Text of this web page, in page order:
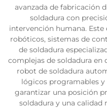
avanzada de fabricación
soldadura con
intervención humana. Este
robóticos, sistemas de
de soldadura
complejas de soldadura en
robot de soldadura
lógicos programables y
garantizar una posición
soldadura y una calidad